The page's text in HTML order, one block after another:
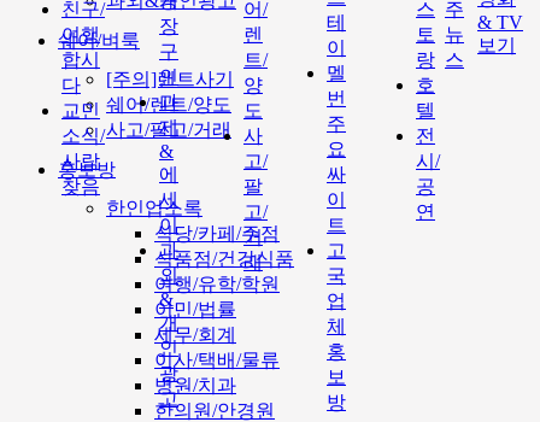
쉐어/벼룩
[주의]랜트사기
쉐어/렌트/양도
사고/팔고/거래
홍보방
한인업소록
식당/카페/주점
식품점/건강식품
여행/유학/학원
이민/법률
세무/회계
이사/택배/물류
병원/치과
한의원/안경원
친구/
여행
합시
다
교민
소식/
사람
찾음
장
구
인
과
제
&
에
세
이
과
외
&
개
인
광
고
어/
렌
트/
양
도
사
고/
팔
고/
거
래
테
이
멜
번
주
요
싸
이
트
고
국
업
체
홍
보
방
스
토
랑
호
텔
전
시/
공
연
주
뉴
스
& TV
보기